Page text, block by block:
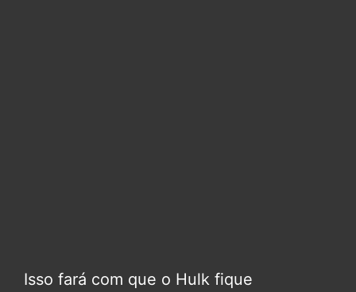
Isso fará com que o Hulk fique